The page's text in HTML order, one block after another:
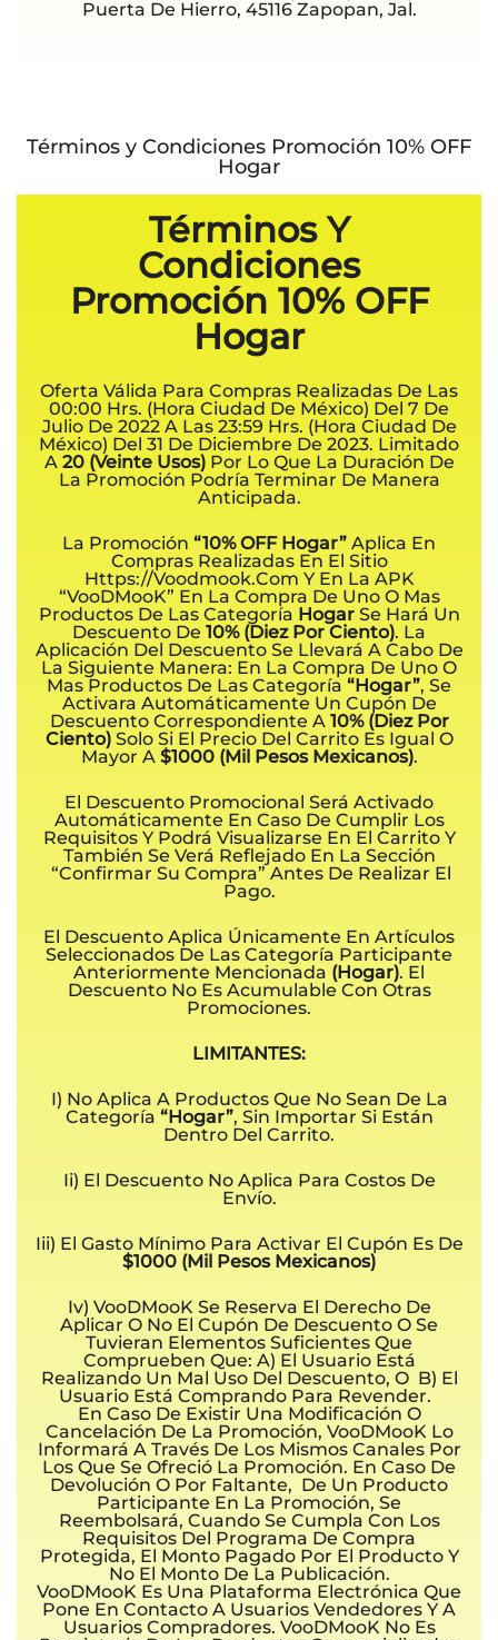
Puerta De Hierro, 45116 Zapopan, Jal.
Términos y Condiciones Promoción 10% OFF
Hogar
Términos Y
Condiciones
Promoción 10% OFF
Hogar
Oferta Válida Para Compras Realizadas De Las
00:00 Hrs. (hora Ciudad De México) Del 7 De
Julio De 2022 A Las 23:59 Hrs. (hora Ciudad De
México) Del 31 De Diciembre De 2023. Limitado
A 20 (Veinte Usos)Por Lo Que La Duración De
La Promoción Podría Terminar De Manera
Anticipada.
La Promoción “10% OFF Hogar” Aplica En
Compras Realizadas En El Sitio
Https://voodmook.com Y En La APK
“VooDMooK” En La Compra De Uno O Mas
Productos De Las Categoría HogarSe Hará Un
Descuento De 10% (Diez Por Ciento). La
Aplicación Del Descuento Se Llevará A Cabo De
La Siguiente Manera: En La Compra De Uno O
Mas Productos De Las Categoría “Hogar”, Se
Activara Automáticamente Un Cupón De
Descuento Correspondiente A 10% (Diez Por
Ciento) Solo Si El Precio Del Carrito Es Igual O
Mayor A $1000 (Mil Pesos Mexicanos).
El Descuento Promocional Será Activado
Automáticamente En Caso De Cumplir Los
Requisitos Y Podrá Visualizarse En El Carrito Y
También Se Verá Reflejado En La Sección
“Confirmar Su Compra” Antes De Realizar El
Pago.
El Descuento Aplica Únicamente En Artículos
Seleccionados De Las Categoría Participante
Anteriormente Mencionada (Hogar). El
Descuento No Es Acumulable Con Otras
Promociones.
LIMITANTES:
I) No Aplica A Productos Que No Sean De La
Categoría “Hogar”, Sin Importar Si Están
Dentro Del Carrito.
Ii) El Descuento No Aplica Para Costos De
Envío.
Iii) El Gasto Mínimo Para Activar El Cupón Es De
$1000 (Mil Pesos Mexicanos)
Iv) VooDMooK Se Reserva El Derecho De
Aplicar O No El Cupón De Descuento O Se
Tuvieran Elementos Suficientes Que
Comprueben Que: A) El Usuario Está
Realizando Un Mal Uso Del Descuento, O B) El
Usuario Está Comprando Para Revender.
En Caso De Existir Una Modificación O
Cancelación De La Promoción, VooDMooK Lo
Informará A Través De Los Mismos Canales Por
Los Que Se Ofreció La Promoción. En Caso De
Devolución O Por Faltante, De Un Producto
Participante En La Promoción, Se
Reembolsará, Cuando Se Cumpla Con Los
Requisitos Del Programa De Compra
Protegida, El Monto Pagado Por El Producto Y
No El Monto De La Publicación.
VooDMooK Es Una Plataforma Electrónica Que
Pone En Contacto A Usuarios Vendedores Y A
Usuarios Compradores. VooDMooK No Es